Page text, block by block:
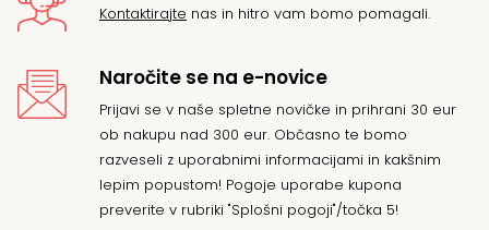
Kontaktirajte nas in hitro vam bomo pomagali.
Naročite se na e-novice
Prijavi se v naše spletne novičke in prihrani 30 eur
ob nakupu nad 300 eur. Občasno te bomo
razveseli z uporabnimi informacijami in kakšnim
lepim popustom! Pogoje uporabe kupona
preverite v rubriki "Splošni pogoji"/točka 5!